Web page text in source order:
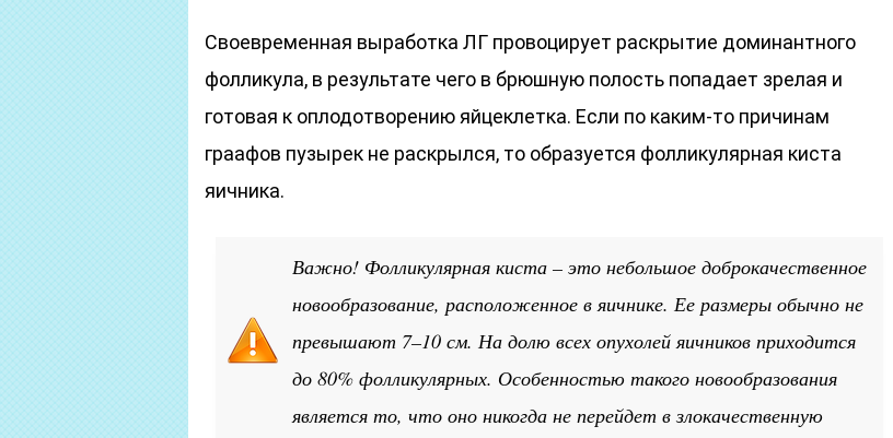
Своевременная выработка ЛГ провоцирует раскрытие доминантного
фолликула, в результате чего в брюшную полость попадает зрелая и
готовая к оплодотворению яйцеклетка. Если по каким-то причинам
граафов пузырек не раскрылся, то образуется фолликулярная киста
яичника.
Важно! Фолликулярная киста – это небольшое доброкачественное
новообразование, расположенное в яичнике. Ее размеры обычно не
превышают 7–10 см. На долю всех опухолей яичников приходится
до 80% фолликулярных. Особенностью такого новообразования
является то, что оно никогда не перейдет в злокачественную